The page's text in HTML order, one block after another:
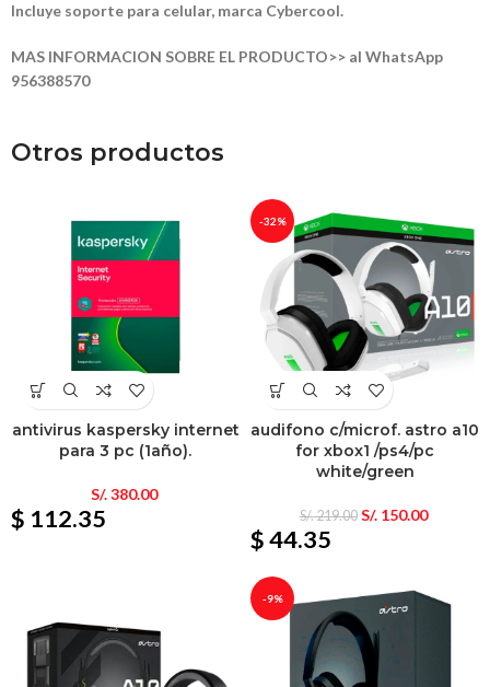
Incluye soporte para celular, marca Cybercool.
MAS INFORMACION SOBRE EL PRODUCTO>> al WhatsApp
956388570
Otros productos
antivirus kaspersky internet
para 3 pc (1año).
S/.380.00
$ 112.35
-32%
audifono c/microf. astro a10
for xbox1 /ps4/pc
white/green
S/.219.00 S/.150.00
$ 44.35
-9%